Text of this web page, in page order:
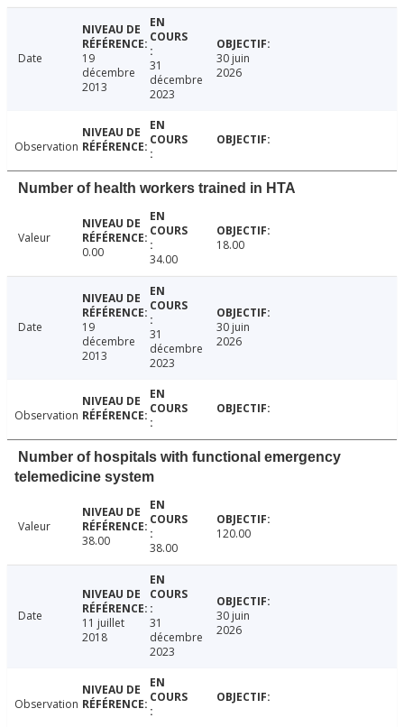
Date
19
décembre
2013
31
décembre
2023
30 juin
2026
Observation
Number of health workers trained in HTA
Valeur
0.00
34.00
18.00
Date
19
décembre
2013
31
décembre
2023
30 juin
2026
Observation
Number of hospitals with functional emergency
telemedicine system
Valeur
38.00
38.00
120.00
Date
11 juillet
2018
31
décembre
2023
30 juin
2026
Observation